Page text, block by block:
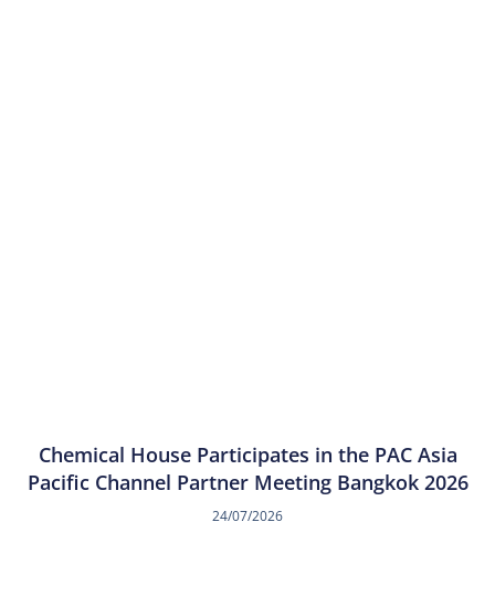
Chemical House Participates in the PAC Asia
Pacific Channel Partner Meeting Bangkok 2026
24/07/2026